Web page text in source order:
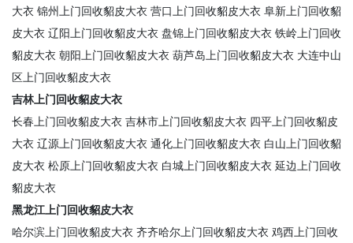
大衣 锦州上门回收貂皮大衣 营口上门回收貂皮大衣 阜新上门回收貂
皮大衣 辽阳上门回收貂皮大衣 盘锦上门回收貂皮大衣 铁岭上门回收
貂皮大衣 朝阳上门回收貂皮大衣 葫芦岛上门回收貂皮大衣 大连中山
区上门回收貂皮大衣
吉林上门回收貂皮大衣
长春上门回收貂皮大衣 吉林市上门回收貂皮大衣 四平上门回收貂皮
大衣 辽源上门回收貂皮大衣 通化上门回收貂皮大衣 白山上门回收貂
皮大衣 松原上门回收貂皮大衣 白城上门回收貂皮大衣 延边上门回收
貂皮大衣
黑龙江上门回收貂皮大衣
哈尔滨上门回收貂皮大衣 齐齐哈尔上门回收貂皮大衣 鸡西上门回收